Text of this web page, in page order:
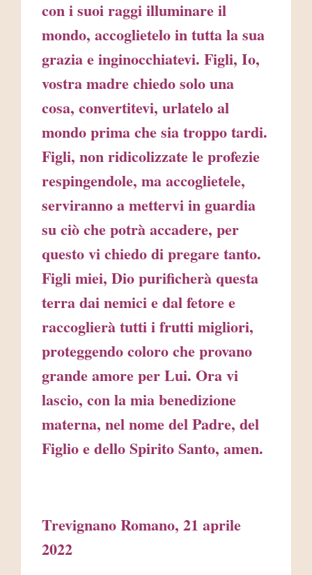
con i suoi raggi illuminare il
mondo, accoglietelo in tutta la sua
grazia e inginocchiatevi. Figli, Io,
vostra madre chiedo solo una
cosa, convertitevi, urlatelo al
mondo prima che sia troppo tardi.
Figli, non ridicolizzate le profezie
respingendole, ma accoglietele,
serviranno a mettervi in guardia
su ciò che potrà accadere, per
questo vi chiedo di pregare tanto.
Figli miei, Dio purificherà questa
terra dai nemici e dal fetore e
raccoglierà tutti i frutti migliori,
proteggendo coloro che provano
grande amore per Lui. Ora vi
lascio, con la mia benedizione
materna, nel nome del Padre, del
Figlio e dello Spirito Santo, amen.
Trevignano Romano, 21 aprile
2022